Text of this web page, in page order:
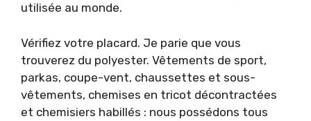
utilisée au monde.
Vérifiez votre placard. Je parie que vous
trouverez du polyester. Vêtements de sport,
parkas, coupe-vent, chaussettes et sous-
vêtements, chemises en tricot décontractées
et chemisiers habillés : nous possédons tous